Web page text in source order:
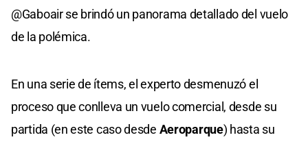
@Gaboair se brindó un panorama detallado del vuelo
de la polémica.
En una serie de ítems, el experto desmenuzó el
proceso que conlleva un vuelo comercial, desde su
partida (en este caso desde Aeroparque) hasta su